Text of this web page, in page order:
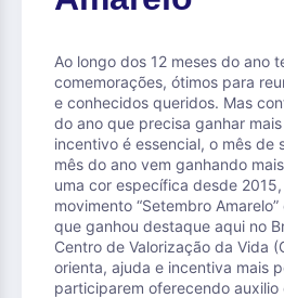
Ao longo dos 12 meses do ano
comemorações, ótimos para
e conhecidos queridos. Mas
do ano que precisa ganhar
incentivo é essencial, o mês de
mês do ano vem ganhando
uma cor específica desde
movimento “Setembro
que ganhou destaque aqui no
Centro de Valorização da Vida
orienta, ajuda e incentiva mais
participarem oferecendo auxilio